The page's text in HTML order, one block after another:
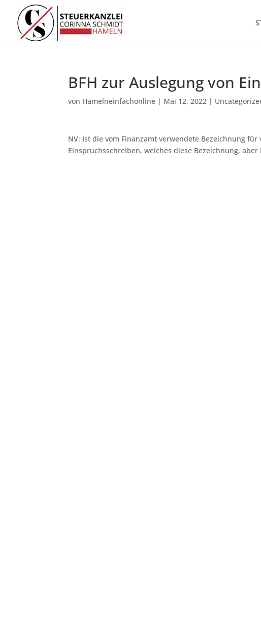
BFH zur Auslegung von
von Hamelneinfachonline | Mai 12, 2022 |
NV: Ist die vom Finanzamt verwendete Bezeichnung
Einspruchsschreiben, welches diese Bezeichnung,